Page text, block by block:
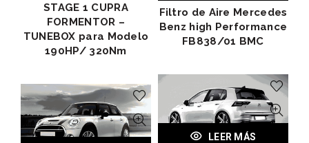
STAGE 1 CUPRA
FORMENTOR –
TUNEBOX para Modelo
190HP/ 320Nm
Filtro de Aire Mercedes
Benz high Performance
FB838/01 BMC
LEER MÁS